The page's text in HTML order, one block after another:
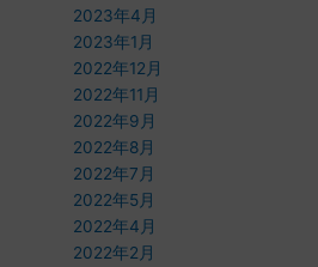
2023年4月
2023年1月
2022年12月
2022年11月
2022年9月
2022年8月
2022年7月
2022年5月
2022年4月
2022年2月